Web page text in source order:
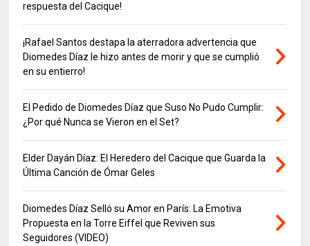
respuesta del Cacique!
¡Rafael Santos destapa la aterradora advertencia que
Diomedes Díaz le hizo antes de morir y que se cumplió
en su entierro!
El Pedido de Diomedes Díaz que Suso No Pudo Cumplir:
¿Por qué Nunca se Vieron en el Set?
Elder Dayán Díaz: El Heredero del Cacique que Guarda la
Última Canción de Ómar Geles
Diomedes Díaz Selló su Amor en París: La Emotiva
Propuesta en la Torre Eiffel que Reviven sus
Seguidores (VIDEO)